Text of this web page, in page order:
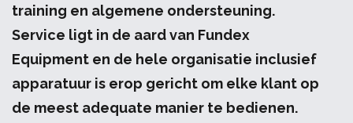
training en algemene ondersteuning.
Service ligt in de aard van Fundex
Equipment en de hele organisatie inclusief
apparatuur is erop gericht om elke klant op
de meest adequate manier te bedienen.